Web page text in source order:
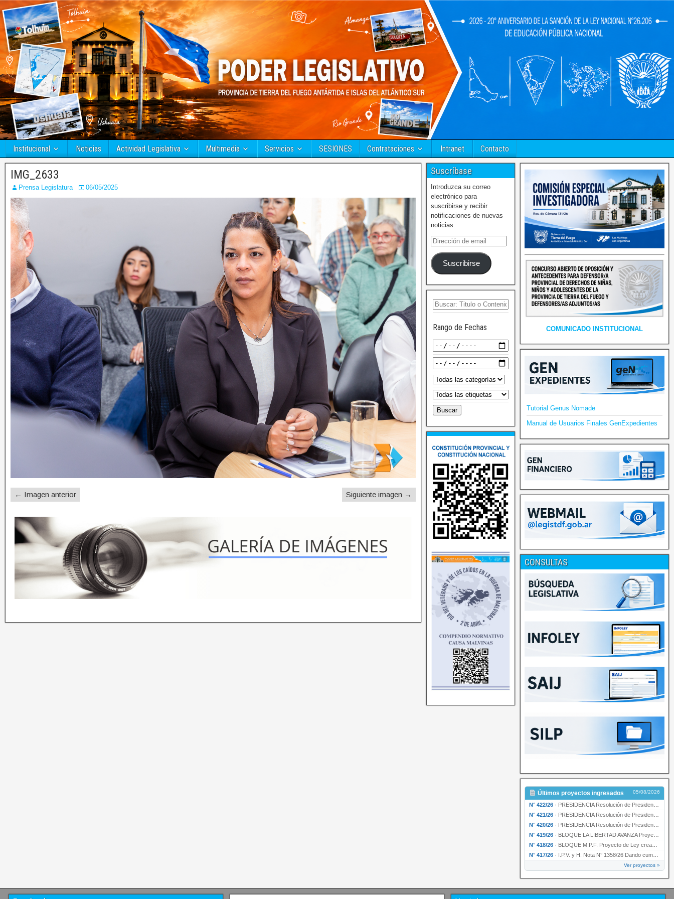
Institucional Noticias Actividad Legislativa Multimedia Servicios SESIONES Contrataciones Intranet Contacto
IMG_2633
Prensa Legislatura 06/05/2025
← Imagen anterior Siguiente imagen →
Suscríbase
Introduzca su correo
electrónico para
suscribirse y recibir
notificaciones de nuevas
noticias.
Suscribirse
Rango de Fechas COMUNICADO INSTITUCIONAL
Tutorial Genus Nomade
Manual de Usuarios Finales GenExpedientes
CONSULTAS
Últimos proyectos ingresados 05/08/2026
N° 422/26 · PRESIDENCIA Resolución de Presidencia N° 200/26 para su ratificación.
N° 421/26 · PRESIDENCIA Resolución de Presidencia N° 199/26 para su ratificación.
N° 420/26 · PRESIDENCIA Resolución de Presidencia N° 198/26 para su ratificación.
N° 419/26 · BLOQUE LA LIBERTAD AVANZA Proyecto de Ley declarando la esencialidad del servicio educativ…
N° 418/26 · BLOQUE M.P.F. Proyecto de Ley creando el Ente Único Regulador de servicios públicos de la …
N° 417/26 · I.P.V. y H. Nota N° 1358/26 Dando cumplimiento al artículo 29 de la Ley provincial N° 1399…
Ver proyectos »